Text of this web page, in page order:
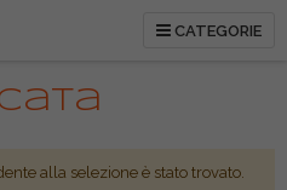
CATEGORIE
alla selezione è stato trovato.